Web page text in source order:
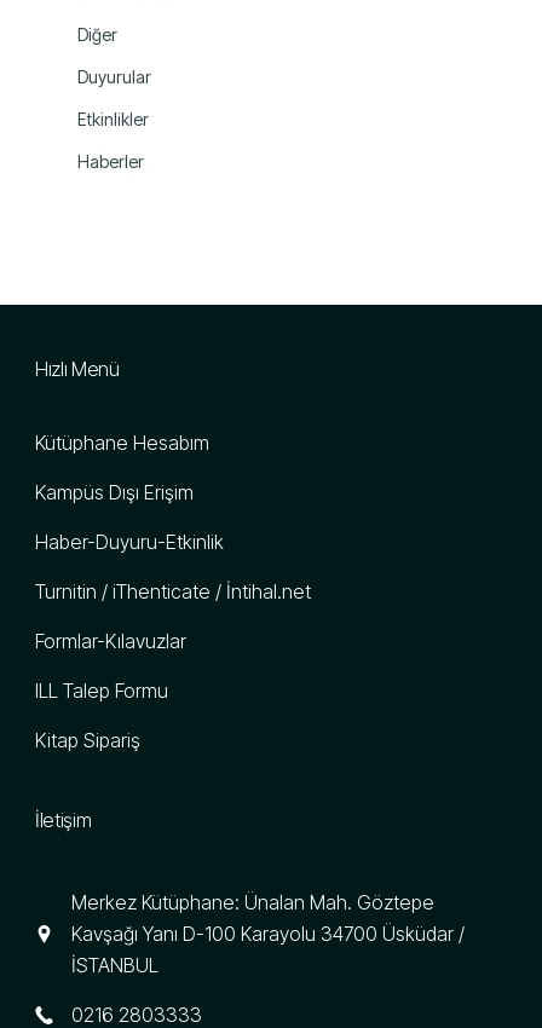
Diğer
Duyurular
Etkinlikler
Haberler
Hızlı Menü
Kütüphane Hesabım
Kampüs Dışı Erişim
Haber-Duyuru-Etkinlik
Turnitin / iThenticate / İntihal.net
Formlar-Kılavuzlar
ILL Talep Formu
Kitap Sipariş
İletişim
Merkez Kütüphane: Ünalan Mah. Göztepe
Kavşağı Yanı D-100 Karayolu 34700 Üsküdar /
İSTANBUL
0216 2803333